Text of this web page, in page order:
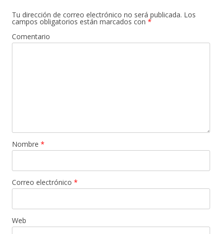
Tu dirección de correo electrónico no será publicada. Los
campos obligatorios están marcados con *
Comentario
Nombre *
Correo electrónico *
Web